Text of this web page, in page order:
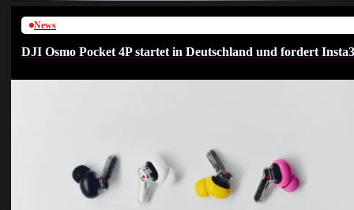
News
DJI Osmo Pocket 4P startet in Deutschland und fordert